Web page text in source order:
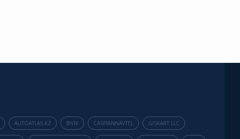
AUTOATLAS.KZ BIVIK CASPIANNAVTEL GISKART LLC